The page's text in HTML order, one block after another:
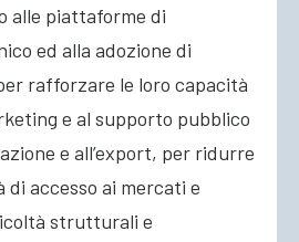
alle piattaforme di
ed alla adozione di
rafforzare le loro capacità
e al supporto pubblico
e all’export, per ridurre
accesso ai mercati e
strutturali e